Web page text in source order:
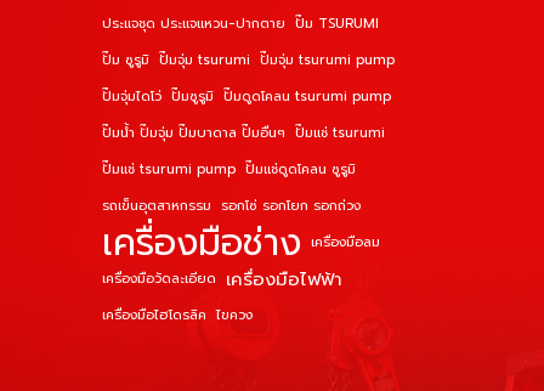
ประแจชุด ประแจแหวน-ปากตาย ปั๊ม TSURUMI
ปั๊ม ซูรูมิ ปั๊มจุ่ม tsurumi ปั๊มจุ่ม tsurumi pump
ปั๊มจุ่มไดโว่ ปั๊มซูรูมิ ปั๊มดูดโคลน tsurumi pump
ปั๊มน้ำ ปั๊มจุ่ม ปั๊มบาดาล ปั๊มอื่นๆ ปั๊มแช่ tsurumi
ปั๊มแช่ tsurumi pump ปั๊มแช่ดูดโคลน ซูรูมิ
รถเข็นอุตสาหกรรม รอกโซ่ รอกโยก รอกถ่วง
เครื่องมือช่าง เครื่องมือลม
เครื่องมือวัดละเอียด เครื่องมือไฟฟ้า
เครื่องมือไฮโดรลิค ไขควง